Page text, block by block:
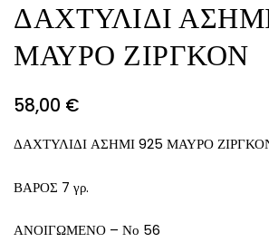
ΔΑΧΤΥΛΙΔΙ
ΜΑΥΡΟ ΖΙΡΓΚΟΝ
58,00 €
ΔΑΧΤΥΛΙΔΙ ΑΣΗΜΙ 925 ΜΑΥΡΟ
ΒΑΡΟΣ 7 γρ.
ΑΝΟΙΓΩΜΕΝΟ – Νο 56